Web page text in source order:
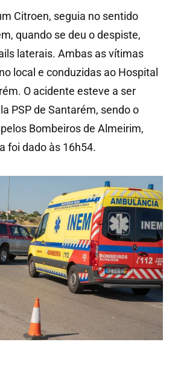
Citroen, seguia no sentido
quando se deu o despiste,
laterais. Ambas as vítimas
local e conduzidas ao Hospital
O acidente esteve a ser
PSP de Santarém, sendo o
Bombeiros de Almeirim,
foi dado às 16h54.